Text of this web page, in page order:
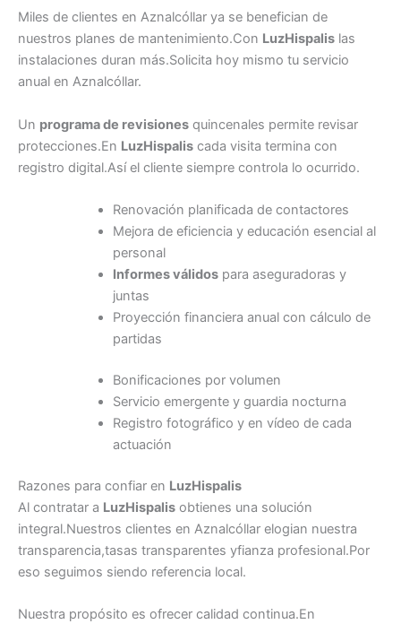
Miles de clientes en Aznalcóllar ya se benefician de
nuestros planes de mantenimiento.Con LuzHispalis las
instalaciones duran más.Solicita hoy mismo tu servicio
anual en Aznalcóllar.
Un programa de revisiones quincenales permite revisar
protecciones.En LuzHispalis cada visita termina con
registro digital.Así el cliente siempre controla lo ocurrido.
Renovación planificada de contactores
Mejora de eficiencia y educación esencial al
personal
Informes válidospara aseguradoras y
juntas
Proyección financiera anual con cálculo de
partidas
Bonificaciones por volumen
Servicio emergente y guardia nocturna
Registro fotográfico y en vídeo de cada
actuación
Razones para confiar en LuzHispalis
Al contratar a LuzHispalis obtienes una solución
integral.Nuestros clientes en Aznalcóllar elogian nuestra
transparencia,tasas transparentes yfianza profesional.Por
eso seguimos siendo referencia local.
Nuestra propósito es ofrecer calidad continua.En